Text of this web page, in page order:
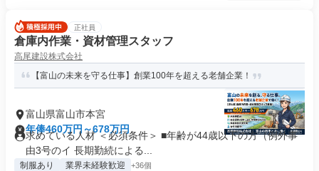
正社員
倉庫内作業・資材管理スタッフ
高尾建設株式会社
【富山の未来を守る仕事】創業100年を超える老舗企業！
富山県富山市本宮
年俸460万円～678万円
求めている人材 ＜必須条件＞ ■年齢が44歳以下の方（例外事
由3号のイ 長期勤続による...
制服あり 業界未経験歓迎 +36個